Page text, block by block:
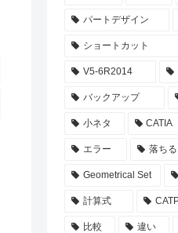
パートデザイン
ショートカット
V5-6R2014
バックアップ
小ネタ CATIA
エラー 落ちる
Geometrical Set
計算式
比較 違い